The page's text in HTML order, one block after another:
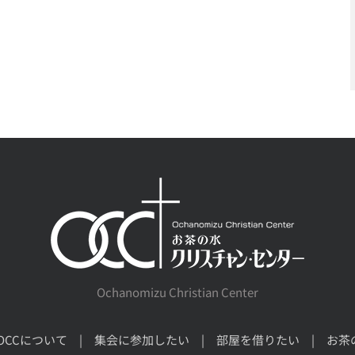
Ochanomizu Christian Center
について 集会に参加したい 部屋を借りたい お茶